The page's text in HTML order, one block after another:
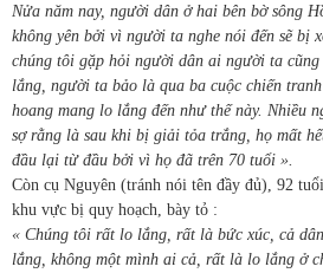
Nửa năm nay, người dân ở hai bên bờ sông
không yên bởi vì người ta nghe nói đến sẽ bị
chúng tôi gặp hỏi người dân ai người ta
lắng, người ta bảo là qua ba cuộc chiến
hoang mang lo lắng đến như thế này. Nhiều
sợ rằng là sau khi bị giải tỏa trắng, họ mất
đầu lại từ đầu bởi vì họ đã trên 70 tuổi ».
Còn cụ Nguyên (tránh nói tên đầy đủ), 92
khu vực bị quy hoạch, bày tỏ :
« Chúng tôi rất lo lắng, rất là bức xúc, cả
lắng, không một mình ai cả, rất là lo lắng ở